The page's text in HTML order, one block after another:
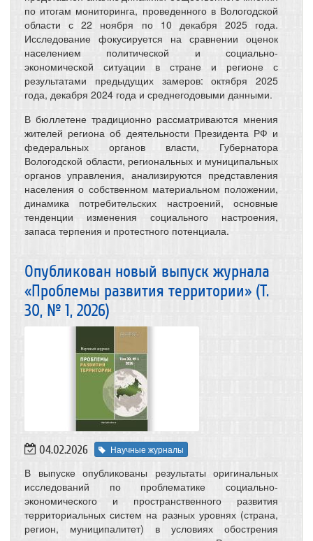
по итогам мониторинга, проведенного в Вологодской
области с 22 ноября по 10 декабря 2025 года.
Исследование фокусируется на сравнении оценок
населением политической и социально-
экономической ситуации в стране и регионе с
результатами предыдущих замеров: октября 2025
года, декабря 2024 года и среднегодовыми данными.
В бюллетене традиционно рассматриваются мнения
жителей региона об деятельности Президента РФ и
федеральных органов власти, Губернатора
Вологодской области, региональных и муниципальных
органов управления, анализируются представления
населения о собственном материальном положении,
динамика потребительских настроений, основные
тенденции изменения социального настроения,
запаса терпения и протестного потенциала.
Опубликован новый выпуск журнала
«Проблемы развития территории» (Т.
30, № 1, 2026)
04.02.2026 Научные журналы
В выпуске опубликованы результаты оригинальных
исследований по проблематике социально-
экономического и пространственного развития
территориальных систем на разных уровнях (страна,
регион, муниципалитет) в условиях обострения